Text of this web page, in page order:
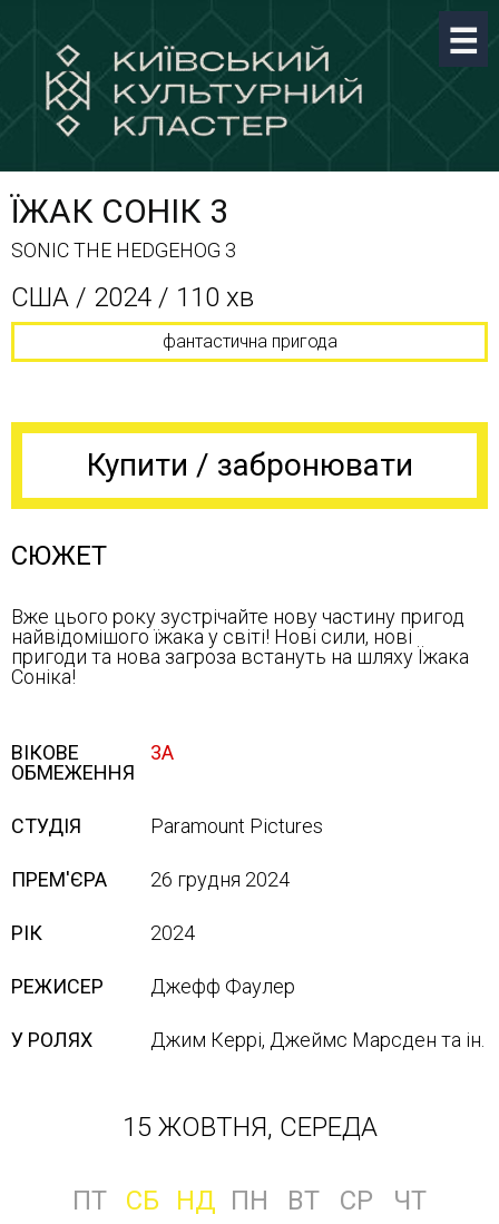
ЇЖАК СОНІК 3
SONIC THE HEDGEHOG 3
США / 2024 / 110 хв
фантастична пригода
Купити / забронювати
СЮЖЕТ
Вже цього року зустрічайте нову частину пригод
найвідомішого їжака у світі! Нові сили, нові
пригоди та нова загроза встануть на шляху Їжака
Соніка!
ВІКОВЕ
ОБМЕЖЕННЯ
3А
СТУДІЯ Paramount Pictures
ПРЕМ'ЄРА 26 грудня 2024
РІК 2024
РЕЖИСЕР Джефф Фаулер
У РОЛЯХ Джим Керрі, Джеймс Марсден та ін.
15 ЖОВТНЯ, СЕРЕДА
ПТ СБ НД ПН ВТ СР
ЧТ